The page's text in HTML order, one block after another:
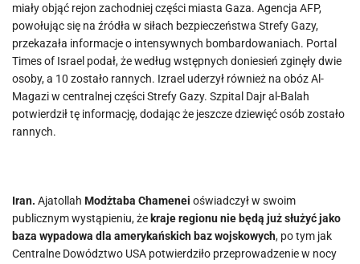
miały objąć rejon zachodniej części miasta Gaza. Agencja AFP,
powołując się na źródła w siłach bezpieczeństwa Strefy Gazy,
przekazała informacje o intensywnych bombardowaniach. Portal
Times of Israel podał, że według wstępnych doniesień zginęły dwie
osoby, a 10 zostało rannych. Izrael uderzył również na obóz Al-
Magazi w centralnej części Strefy Gazy. Szpital Dajr al-Balah
potwierdził tę informację, dodając że jeszcze dziewięć osób zostało
rannych.
Iran. Ajatollah Modżtaba Chamenei oświadczył w swoim
publicznym wystąpieniu, że kraje regionu nie będą już służyć jako
baza wypadowa dla amerykańskich baz wojskowych, po tym jak
Centralne Dowództwo USA potwierdziło przeprowadzenie w nocy